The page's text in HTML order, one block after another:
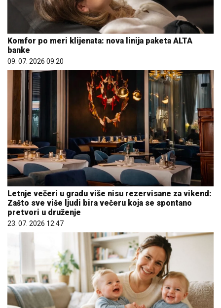
Komfor po meri klijenata: nova linija paketa ALTA
banke
09. 07. 2026 09:20
Letnje večeri u gradu više nisu rezervisane za vikend:
Zašto sve više ljudi bira večeru koja se spontano
pretvori u druženje
23. 07. 2026 12:47